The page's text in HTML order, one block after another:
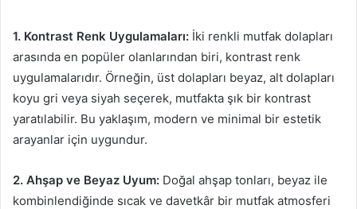
1. Kontrast Renk Uygulamaları: İki renkli mutfak dolapları
arasında en popüler olanlarından biri, kontrast renk
uygulamalarıdır. Örneğin, üst dolapları beyaz, alt dolapları
koyu gri veya siyah seçerek, mutfakta şık bir kontrast
yaratılabilir. Bu yaklaşım, modern ve minimal bir estetik
arayanlar için uygundur.
2. Ahşap ve Beyaz Uyum: Doğal ahşap tonları, beyaz ile
kombinlendiğinde sıcak ve davetkâr bir mutfak atmosferi